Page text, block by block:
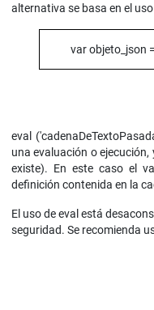
alternativa se basa en el
var objeto_json
eval
una evaluación o
existe). En este caso el
definición contenida en la
El uso de eval está
seguridad. Se recomienda